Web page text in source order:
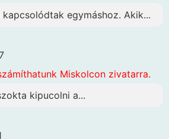
egymáshoz. Akik...
Miskolcon zivatarra.
kipucolni a...